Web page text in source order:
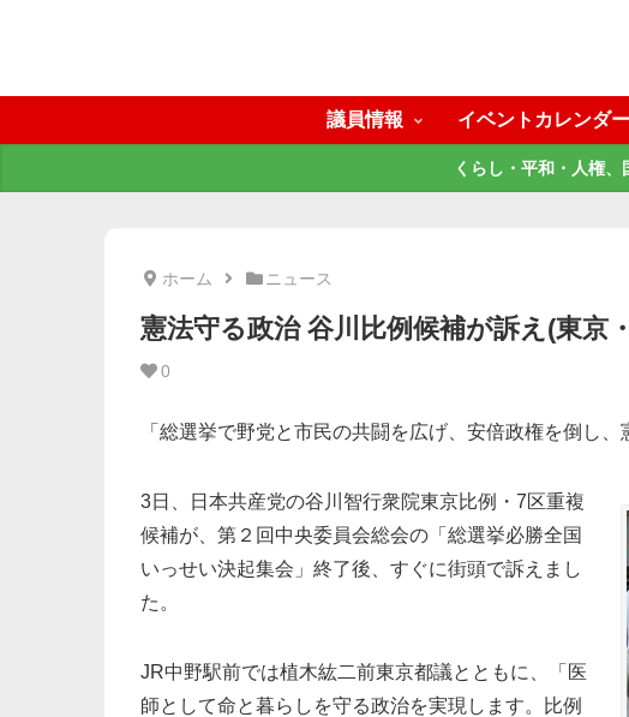
議員情報 イベントカレンダー
くらし・平和・人権
ホーム ニュース
憲法守る政治 谷川比例候補が訴え(東京
0
「総選挙で野党と市民の共闘を広げ、安倍政権を倒し、
3日、日本共産党の谷川智行衆院東京比例・7区重複
候補が、第２回中央委員会総会の「総選挙必勝全国
いっせい決起集会」終了後、すぐに街頭で訴えまし
た。
JR中野駅前では植木紘二前東京都議とともに、「医
師として命と暮らしを守る政治を実現します。比例